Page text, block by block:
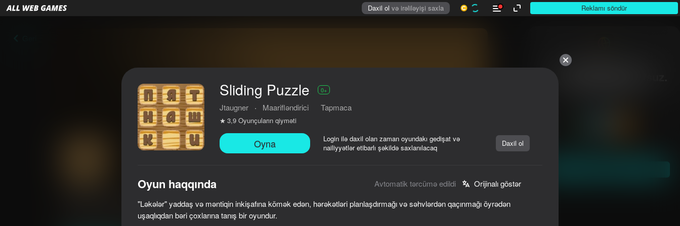
Daxil ol və irəliləyişi saxla Reklamı söndür
10,000-dən çox
Oyunçuların qiyməti 0+
Sliding Puzzle 0+
Jtaugner · Maarifləndirici Tapmaca
3,9 Oyunçuların qiyməti
Oyna
Login ilə daxil olan zaman oyundakı gedişat və
nailiyyətlər etibarlı şəkildə saxlanılacaq
Daxil ol
Oyun haqqında Avtomatik tərcümə edildi
Orijinalı göstər
"Ləkələr" yaddaş və məntiqin inkişafına kömək edən, hərəkətləri planlaşdırmağı və səhvlərdən qaçınmağı öyrədən
uşaqlıqdan bəri çoxlarına tanış bir oyundur.